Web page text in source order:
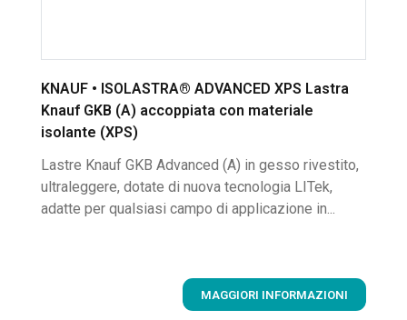
KNAUF • ISOLASTRA® ADVANCED XPS Lastra
Knauf GKB (A) accoppiata con materiale
isolante (XPS)
Lastre Knauf GKB Advanced (A) in gesso rivestito,
ultraleggere, dotate di nuova tecnologia LITek,
adatte per qualsiasi campo di applicazione in...
MAGGIORI INFORMAZIONI